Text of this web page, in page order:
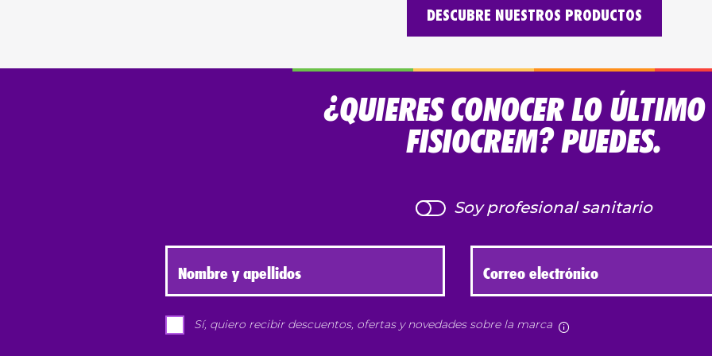
DESCUBRE NUESTROS PRODUCTOS
¿QUIERES CONOCER LO
FISIOCREM? PUEDES.
Soy profesional sanitario
Nombre y apellidos Correo electrónico
Sí, quiero recibir descuentos, ofertas y novedades sobre la marca